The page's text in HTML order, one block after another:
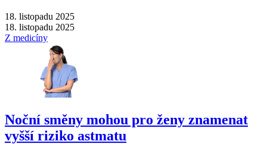
18. listopadu 2025
18. listopadu 2025
Z medicíny
Noční směny mohou pro ženy znamenat
vyšší riziko astmatu